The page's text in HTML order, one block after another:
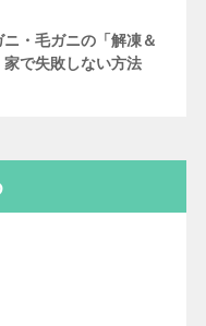
・毛ガニの「解凍＆
で失敗しない方法